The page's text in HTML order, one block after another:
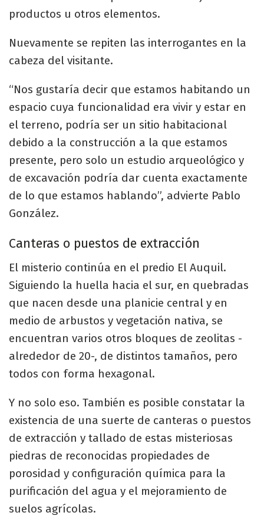
productos u otros elementos.
Nuevamente se repiten las interrogantes en la
cabeza del visitante.
“Nos gustaría decir que estamos habitando un
espacio cuya funcionalidad era vivir y estar en
el terreno, podría ser un sitio habitacional
debido a la construcción a la que estamos
presente, pero solo un estudio arqueológico y
de excavación podría dar cuenta exactamente
de lo que estamos hablando”, advierte Pablo
González.
Canteras o puestos de extracción
El misterio continúa en el predio El Auquil.
Siguiendo la huella hacia el sur, en quebradas
que nacen desde una planicie central y en
medio de arbustos y vegetación nativa, se
encuentran varios otros bloques de zeolitas -
alrededor de 20-, de distintos tamaños, pero
todos con forma hexagonal.
Y no solo eso. También es posible constatar la
existencia de una suerte de canteras o puestos
de extracción y tallado de estas misteriosas
piedras de reconocidas propiedades de
porosidad y configuración química para la
purificación del agua y el mejoramiento de
suelos agrícolas.